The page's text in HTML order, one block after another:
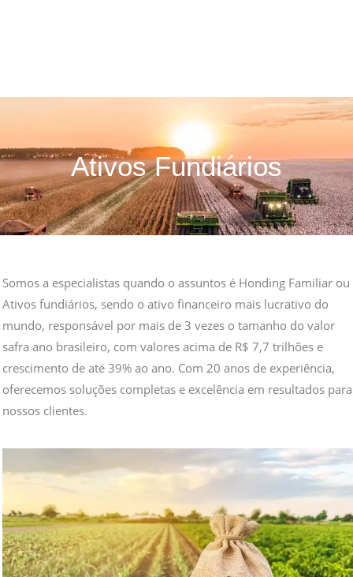
Ativos Fundiários
Somos a especialistas quando o assuntos é Honding Familiar ou
Ativos fundiários, sendo o ativo financeiro mais lucrativo do
mundo, responsável por mais de 3 vezes o tamanho do valor
safra ano brasileiro, com valores acima de R$ 7,7 trilhões e
crescimento de até 39% ao ano. Com 20 anos de experiência,
oferecemos soluções completas e excelência em resultados para
nossos clientes.